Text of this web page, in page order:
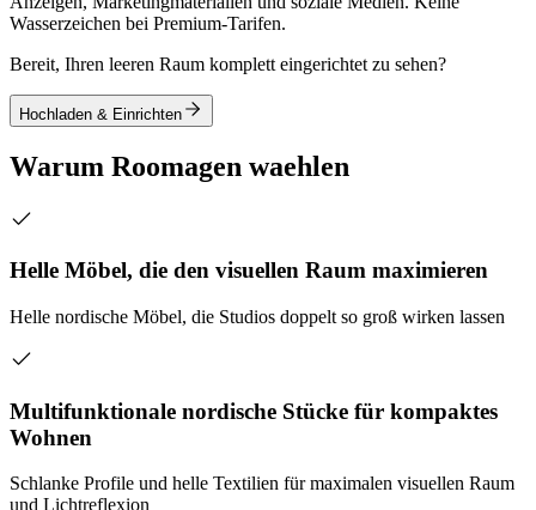
Wasserzeichen bei Premium-Tarifen.
Bereit, Ihren leeren Raum komplett eingerichtet zu sehen?
Hochladen & Einrichten
Warum Roomagen waehlen
Helle Möbel, die den visuellen Raum maximieren
Helle nordische Möbel, die Studios doppelt so groß wirken lassen
Multifunktionale nordische Stücke für kompaktes
Wohnen
Schlanke Profile und helle Textilien für maximalen visuellen Raum
und Lichtreflexion